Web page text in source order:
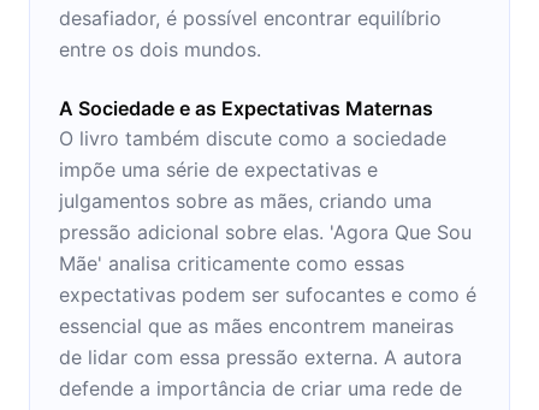
desafiador, é possível encontrar equilíbrio
entre os dois mundos.
A Sociedade e as Expectativas Maternas
O livro também discute como a sociedade
impõe uma série de expectativas e
julgamentos sobre as mães, criando uma
pressão adicional sobre elas. 'Agora Que Sou
Mãe' analisa criticamente como essas
expectativas podem ser sufocantes e como é
essencial que as mães encontrem maneiras
de lidar com essa pressão externa. A autora
defende a importância de criar uma rede de